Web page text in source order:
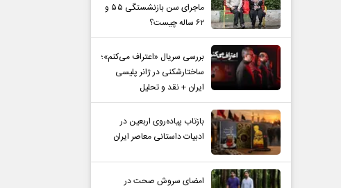
ماجرای سن بازنشستگی ۵۵ و
۶۲ ساله چیست؟
بررسی سریال «اعتراف می‌کنم»؛
ساختارشکنی در ژانر پلیسی
ایران + نقد و تحلیل
بازتاب پیاده‌روی اربعین در
ادبیات داستانی معاصر ایران
امضای سروش صحت در